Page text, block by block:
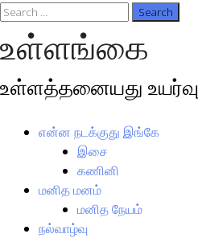
உள்ளங்கை
உள்ளத்தனையது உயர்வு
என்ன நடக்குது இங்கே
இசை
கணினி
மனித மனம்
மனித நேயம்
நல்வாழ்வு